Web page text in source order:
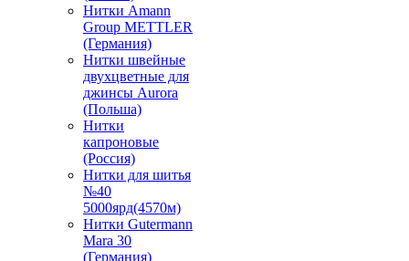
Нитки Amann
Group METTLER
(Германия)
Нитки швейные
двухцветные для
джинсы Aurora
(Польша)
Нитки
капроновые
(Россия)
Нитки для шитья
№40
5000ярд(4570м)
Нитки Gutermann
Mara 30
(Германия)